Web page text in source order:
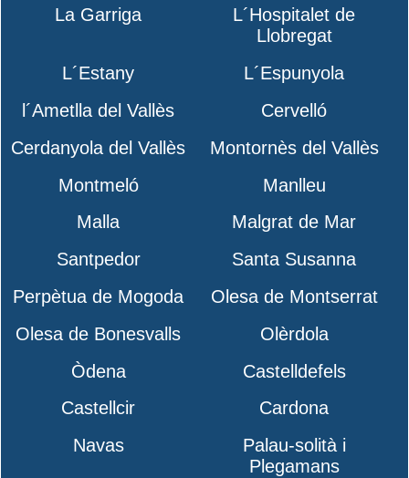
La Garriga
L´Hospitalet de
Llobregat
L´Estany
L´Espunyola
l´Ametlla del Vallès
Cervelló
Cerdanyola del Vallès
Montornès del Vallès
Montmeló
Manlleu
Malla
Malgrat de Mar
Santpedor
Santa Susanna
Perpètua de Mogoda
Olesa de Montserrat
Olesa de Bonesvalls
Olèrdola
Òdena
Castelldefels
Castellcir
Cardona
Navas
Palau-solità i
Plegamans